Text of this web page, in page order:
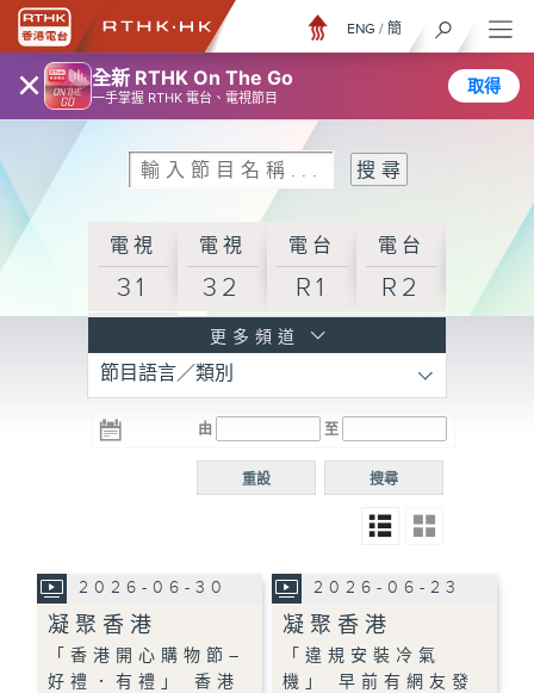
× 全新 RTHK On The Go
一手掌握 RTHK 電台、電視節目
取得
ENG / 簡
電視
31
電視
32
電台
R1
電台
R2
R3
電台 電台
R5
電台
普通
更多頻道
節目語言／類別
由 至
搜尋
重設
2026-06-30
凝聚香港
「香港開心購物節–
好禮．有禮」 香港
2026-06-23
凝聚香港
「違規安裝冷氣
機」 早前有網友發